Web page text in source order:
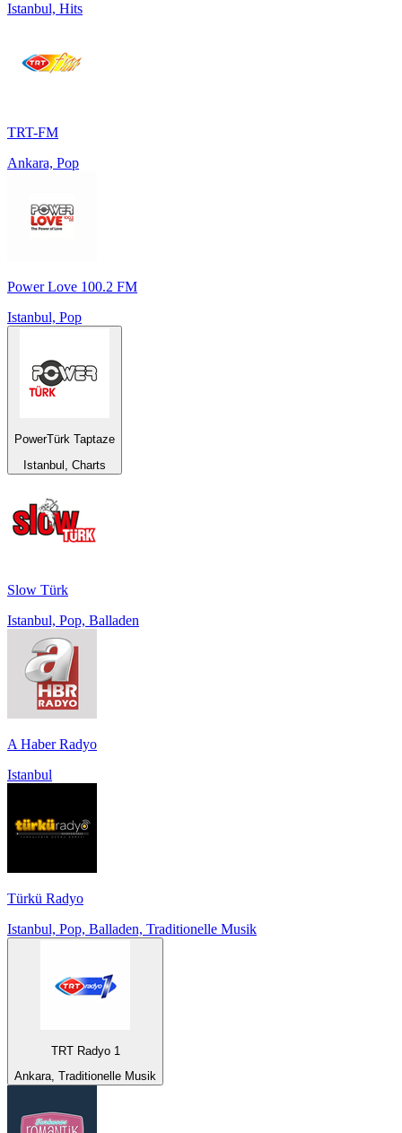
Istanbul, Hits
TRT-FM
Ankara, Pop
Power Love 100.2 FM
Istanbul, Pop
PowerTürk Taptaze
Istanbul, Charts
Slow Türk
Istanbul, Pop, Balladen
A Haber Radyo
Istanbul
Türkü Radyo
Istanbul, Pop, Balladen, Traditionelle Musik
TRT Radyo 1
Ankara, Traditionelle Musik